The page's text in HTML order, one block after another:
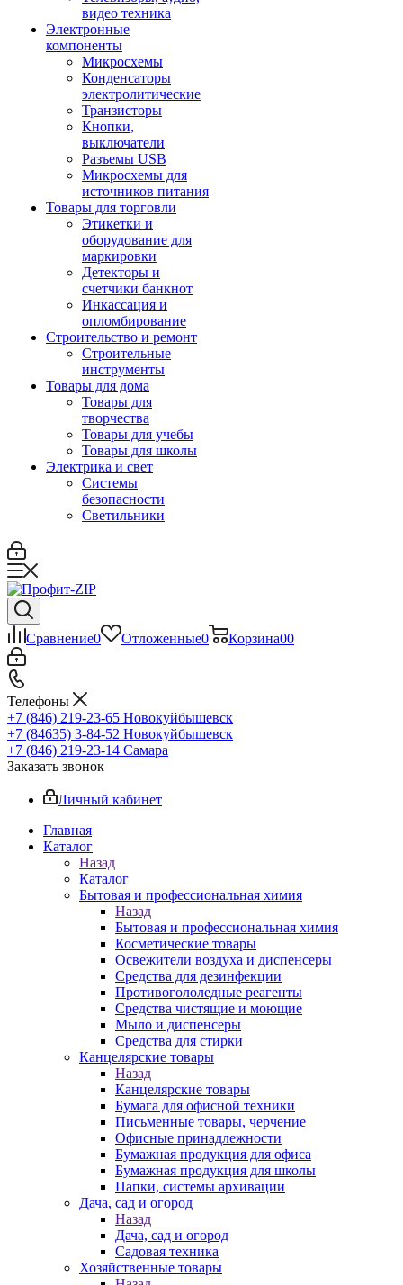
видео техника
Электронные
компоненты
Микросхемы
Конденсаторы
электролитические
Транзисторы
Кнопки,
выключатели
Разъемы USB
Микросхемы для
источников питания
Товары для торговли
Этикетки и
оборудование для
маркировки
Детекторы и
счетчики банкнот
Инкассация и
опломбирование
Строительство и ремонт
Строительные
инструменты
Товары для дома
Товары для
творчества
Товары для учебы
Товары для школы
Электрика и свет
Системы
безопасности
Светильники
Сравнение0 Отложенные0 Корзина00
Телефоны
+7 (846) 219-23-65 Новокуйбышевск
+7 (84635) 3-84-52 Новокуйбышевск
+7 (846) 219-23-14 Самара
Заказать звонок
Личный кабинет
Главная
Каталог
Назад
Каталог
Бытовая и профессиональная химия
Назад
Бытовая и профессиональная химия
Косметические товары
Освежители воздуха и диспенсеры
Средства для дезинфекции
Противогололедные реагенты
Средства чистящие и моющие
Мыло и диспенсеры
Средства для стирки
Канцелярские товары
Назад
Канцелярские товары
Бумага для офисной техники
Письменные товары, черчение
Офисные принадлежности
Бумажная продукция для офиса
Бумажная продукция для школы
Папки, системы архивации
Дача, сад и огород
Назад
Дача, сад и огород
Садовая техника
Хозяйственные товары